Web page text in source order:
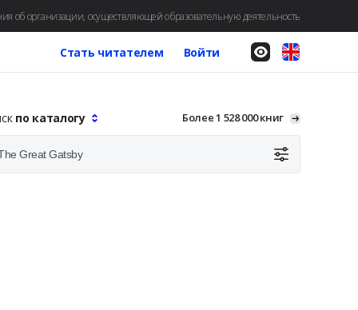
об организации, осуществляющей образовательную деятельность
Стать читателем Войти
по каталогу Более 1 528 000 книг